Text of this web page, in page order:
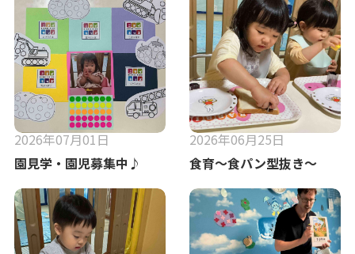
2026年07月01日
園見学・園児募集中♪
2026年06月25日
食育〜食パン型抜き〜